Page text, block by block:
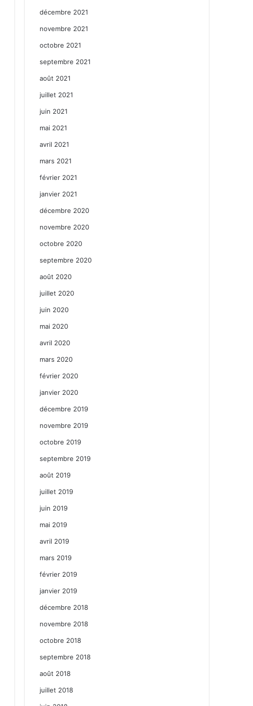
décembre 2021
novembre 2021
octobre 2021
septembre 2021
août 2021
juillet 2021
juin 2021
mai 2021
avril 2021
mars 2021
février 2021
janvier 2021
décembre 2020
novembre 2020
octobre 2020
septembre 2020
août 2020
juillet 2020
juin 2020
mai 2020
avril 2020
mars 2020
février 2020
janvier 2020
décembre 2019
novembre 2019
octobre 2019
septembre 2019
août 2019
juillet 2019
juin 2019
mai 2019
avril 2019
mars 2019
février 2019
janvier 2019
décembre 2018
novembre 2018
octobre 2018
septembre 2018
août 2018
juillet 2018